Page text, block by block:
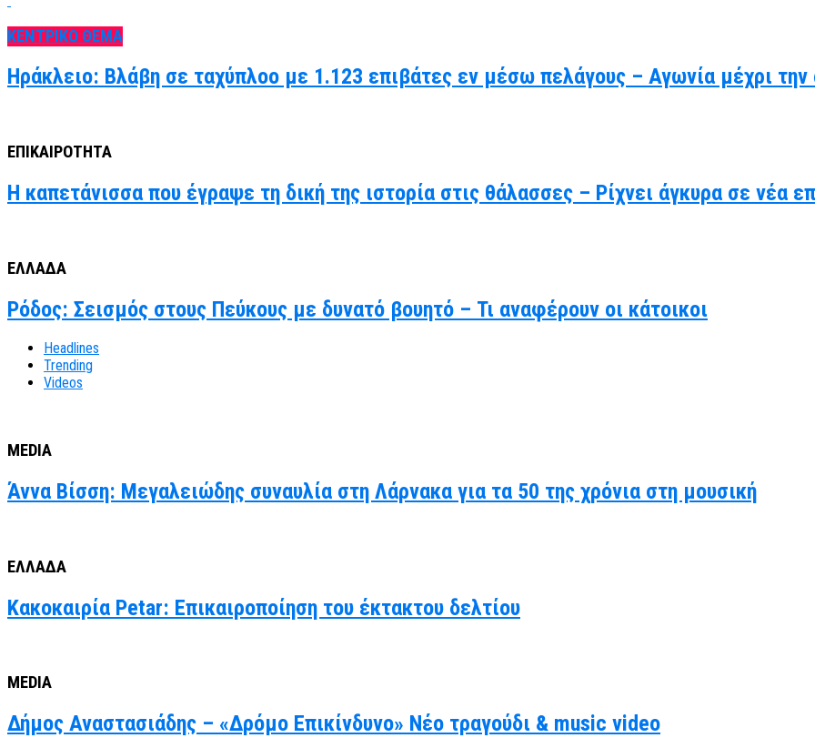
ΚΕΝΤΡΙΚΟ ΘΕΜΑ
Ηράκλειο: Βλάβη σε ταχύπλοο με 1.123 επιβάτες εν μέσω πελάγους – Αγωνία μέχρι
ΕΠΙΚΑΙΡΟΤΗΤΑ
Η καπετάνισσα που έγραψε τη δική της ιστορία στις θάλασσες – Ρίχνει άγκυρα σε νέα
ΕΛΛΑΔΑ
Ρόδος: Σεισμός στους Πεύκους με δυνατό βουητό – Τι αναφέρουν οι κάτοικοι
Headlines
Trending
Videos
MEDIA
Άννα Βίσση: Μεγαλειώδης συναυλία στη Λάρνακα για τα 50 της χρόνια στη μουσική
ΕΛΛΑΔΑ
Κακοκαιρία Petar: Επικαιροποίηση του έκτακτου δελτίου
MEDIA
Δήμος Αναστασιάδης – «Δρόμο Επικίνδυνο» Νέο τραγούδι & music video